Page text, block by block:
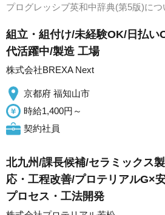
プログレッシブ英和中辞典(第5版)に
組立・組付け/未経験OK/日払い
代活躍中/製造 工場
株式会社BREXA Next
京都府 福知山市
時給1,400円～
契約社員
北九州/課長候補/セラミックス
応・工程改善/プロテリアルG×
プロセス・工法開発